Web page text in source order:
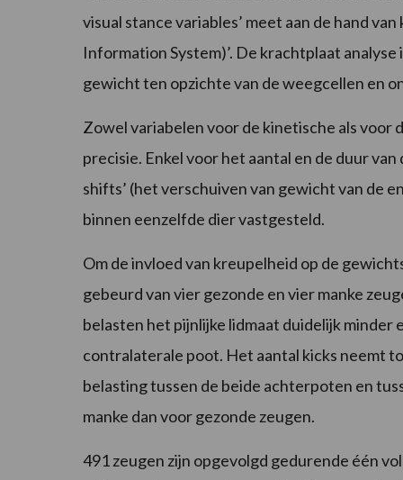
visual stance variables’ meet aan de hand
Information System)’. De krachtplaat
gewicht ten opzichte van de weegcellen en
Zowel variabelen voor de kinetische als
precisie. Enkel voor het aantal en de duur
shifts’ (het verschuiven van gewicht van de
binnen eenzelfde dier vastgesteld.
Om de invloed van kreupelheid op de
gebeurd van vier gezonde en vier manke
belasten het pijnlijke lidmaat duidelijk
contralaterale poot. Het aantal kicks neemt
belasting tussen de beide achterpoten en
manke dan voor gezonde zeugen.
491 zeugen zijn opgevolgd gedurende één